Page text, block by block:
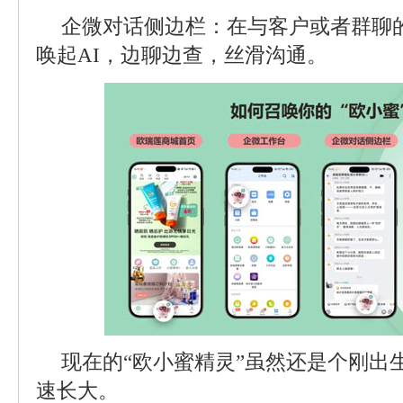
企微对话侧边栏：在与客户或者群聊
唤起AI，边聊边查，丝滑沟通。
现在的“欧小蜜精灵”虽然还是个刚出
速长大。